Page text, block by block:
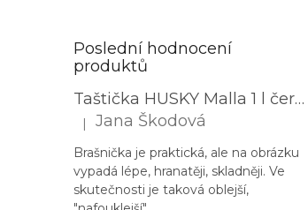
Poslední hodnocení
produktů
Taštička HUSKY Malla 1 l černá
Hodnocení produktu je 3 z 5 hvězdiček.
| Jana Škodová
Brašnička je praktická, ale na obrázku
vypadá lépe, hranatěji, skladněji. Ve
skutečnosti je taková oblejší,